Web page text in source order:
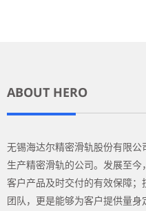
ABOUT HERO
无锡海达尔精密滑轨股份有限
生产精密滑轨的公司。发展至
客户产品及时交付的有效保障
团队，更是能够为客户提供量